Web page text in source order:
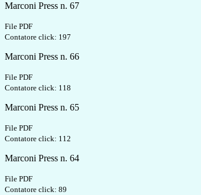
Marconi Press n. 67
File PDF
Contatore click: 197
Marconi Press n. 66
File PDF
Contatore click: 118
Marconi Press n. 65
File PDF
Contatore click: 112
Marconi Press n. 64
File PDF
Contatore click: 89